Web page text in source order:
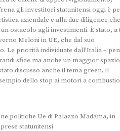
gli investitori statunitensi oggi è
aziendale e alla due diligence
ostacolo agli investimenti. È stato, a
Meloni in UE, che dal suo
Le priorità individuate dall’Italia –
sfide ma anche un maggior
discusso anche il tema green, il
dello stop ai motori a
politiche Ue di Palazzo Madama, in
statunitensi.